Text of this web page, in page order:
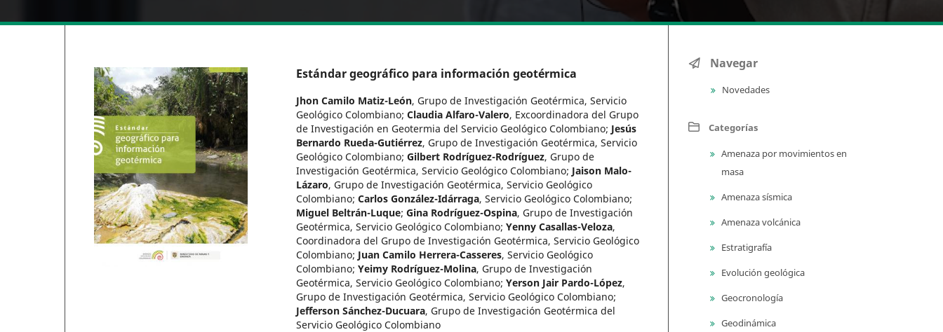
Estándar geográfico para información geotérmica
Jhon Camilo Matiz-León, Grupo de Investigación Geotérmica, Servicio
Geológico Colombiano; Claudia Alfaro-Valero, Excoordinadora del Grupo
de Investigación en Geotermia del Servicio Geológico Colombiano; Jesús
Bernardo Rueda-Gutiérrez, Grupo de Investigación Geotérmica, Servicio
Geológico Colombiano; Gilbert Rodríguez-Rodríguez, Grupo de
Investigación Geotérmica, Servicio Geológico Colombiano; Jaison Malo-
Lázaro, Grupo de Investigación Geotérmica, Servicio Geológico
Colombiano; Carlos González-Idárraga, Servicio Geológico Colombiano;
Miguel Beltrán-Luque; Gina Rodríguez-Ospina, Grupo de Investigación
Geotérmica, Servicio Geológico Colombiano; Yenny Casallas-Veloza,
Coordinadora del Grupo de Investigación Geotérmica, Servicio Geológico
Colombiano; Juan Camilo Herrera-Casseres, Servicio Geológico
Colombiano; Yeimy Rodríguez-Molina, Grupo de Investigación
Geotérmica, Servicio Geológico Colombiano; Yerson Jair Pardo-López,
Grupo de Investigación Geotérmica, Servicio Geológico Colombiano;
Jefferson Sánchez-Ducuara, Grupo de Investigación Geotérmica del
Servicio Geológico Colombiano
Navegar
Novedades
Categorías
Amenaza por movimientos en
masa
Amenaza sísmica
Amenaza volcánica
Estratigrafía
Evolución geológica
Geocronología
Geodinámica